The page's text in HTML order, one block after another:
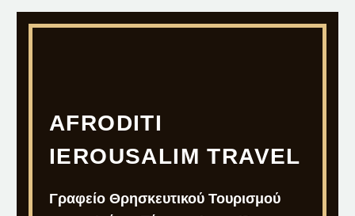
AFRODITI
IEROUSALIM TRAVEL
Γραφείο Θρησκευτικού Τουρισμού